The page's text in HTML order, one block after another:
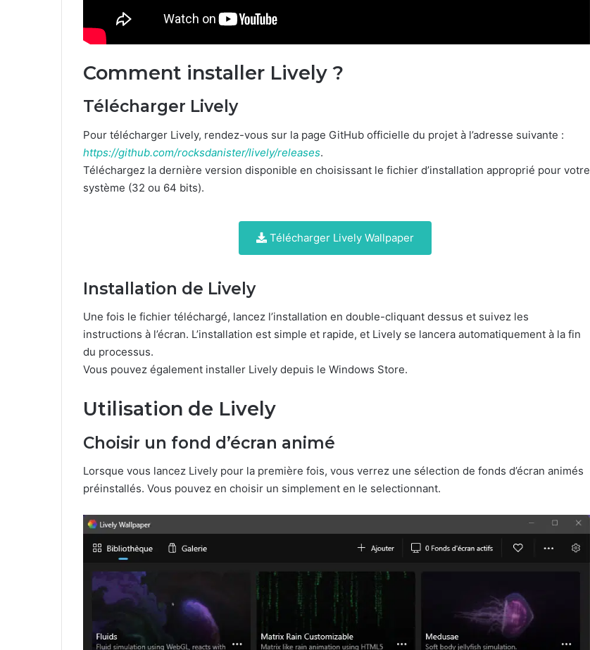
Comment installer Lively ?
Télécharger Lively
Pour télécharger Lively, rendez-vous sur la page GitHub officielle du projet à l’adresse suivante :
https://github.com/rocksdanister/lively/releases.
Téléchargez la dernière version disponible en choisissant le fichier d’installation approprié pour votre
système (32 ou 64 bits).
Télécharger Lively Wallpaper
Installation de Lively
Une fois le fichier téléchargé, lancez l’installation en double-cliquant dessus et suivez les
instructions à l’écran. L’installation est simple et rapide, et Lively se lancera automatiquement à la fin
du processus.
Vous pouvez également installer Lively depuis le Windows Store.
Utilisation de Lively
Choisir un fond d’écran animé
Lorsque vous lancez Lively pour la première fois, vous verrez une sélection de fonds d’écran animés
préinstallés. Vous pouvez en choisir un simplement en le selectionnant.